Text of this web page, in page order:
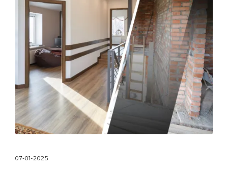
07-01-2025